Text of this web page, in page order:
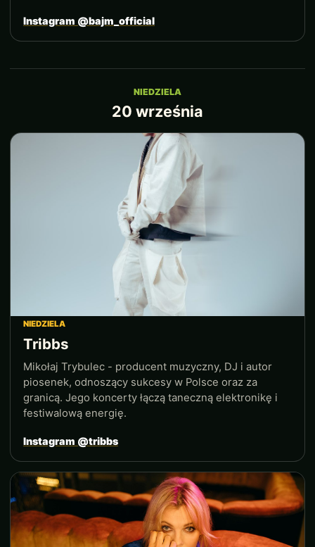
Instagram @bajm_official
NIEDZIELA
20 września
NIEDZIELA
Tribbs
Mikołaj Trybulec - producent muzyczny, DJ i autor
piosenek, odnoszący sukcesy w Polsce oraz za
granicą. Jego koncerty łączą taneczną elektronikę i
festiwalową energię.
Instagram @tribbs